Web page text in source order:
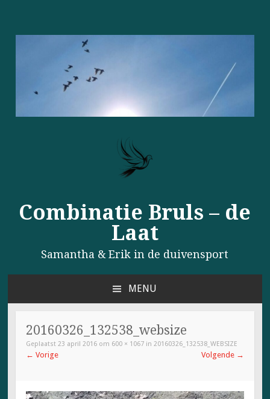
Combinatie Bruls – de
Laat
Samantha & Erik in de duivensport
MENU
INHOUD
SPRINGEN
20160326_132538_websize
Geplaatst23 april 2016 om 600 × 1067 in20160326_132538_WEBSIZE
← Vorige Volgende →